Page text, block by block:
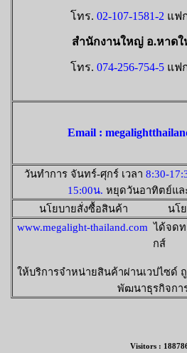
โทร. 02-107-1581-2 แฟ
สำนักงานใหญ่ อ.หาด
โทร. 074-256-754-5 แฟ
Email :
วันทำการ จันทร์-ศุกร์ เวลา 8:30-
15:00น. หยุดวันอาทิตย์แ
นโยบายสั่งซื้อสินค้า นโยบ
www.megalight-thailand.com ได้จด
กส์
ให้บริการจำหน่ายสินค้าผ่านเวปไซด์
พัฒนาธุรกิจกา
Visitors :